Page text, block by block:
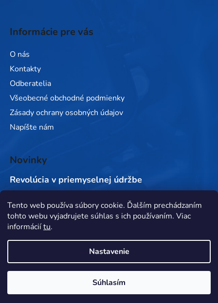
Tento web používa súbory cookie. Ďalším prechádzaním
tohto webu vyjadrujete súhlas s ich používaním. Viac
informáciítu.
Nastavenie
Súhlasím
Informácie pre vás
O nás
Kontakty
Odberatelia
Všeobecné obchodné podmienky
Zásady ochrany osobných údajov
Napíšte nám
Novinky
Revolúcia v priemyselnej údržbe
Prijímame online platby
Vytvoril Shoptet
Copyright 2026MORAtechnik. Všetky práva vyhradené.